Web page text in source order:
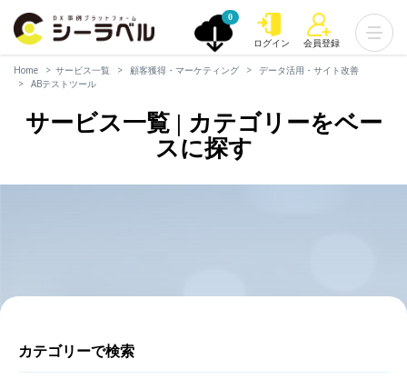
0
ログイン 会員登録
Home サービス一覧 顧客獲得・マーケティング
データ活用・サイト改善
ABテストツール
サービス一覧 | カテゴリーをベー
スに探す
カテゴリーで検索